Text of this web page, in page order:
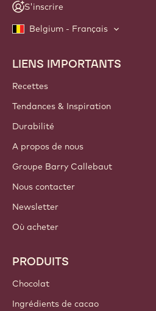
S'inscrire
Belgium - Français
Footer
Callebaut
LIENS IMPORTANTS
Recettes
Tendances & Inspiration
Durabilité
A propos de nous
Groupe Barry Callebaut
Nous contacter
Newsletter
Où acheter
PRODUITS
Chocolat
Ingrédients de cacao